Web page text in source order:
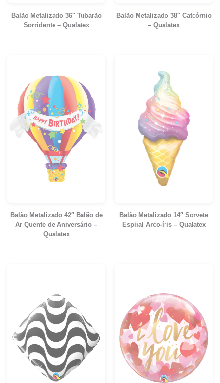
Balão Metalizado 36″ Tubarão
Sorridente – Qualatex
Balão Metalizado 38″ Catcórnio
– Qualatex
Balão Metalizado 42″ Balão de
Ar Quente de Aniversário –
Qualatex
Balão Metalizado 14″ Sorvete
Espiral Arco-íris – Qualatex